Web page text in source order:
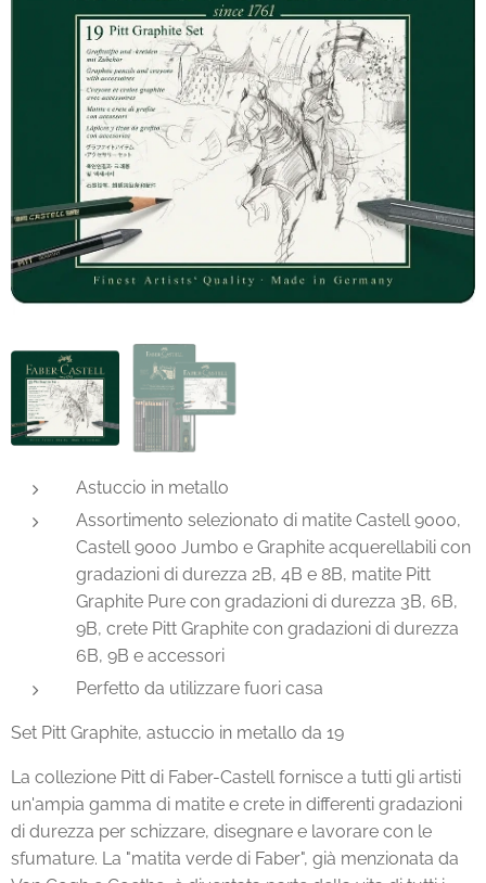
Astuccio in metallo
Assortimento selezionato di matite Castell 9000,
Castell 9000 Jumbo e Graphite acquerellabili con
gradazioni di durezza 2B, 4B e 8B, matite Pitt
Graphite Pure con gradazioni di durezza 3B, 6B,
9B, crete Pitt Graphite con gradazioni di durezza
6B, 9B e accessori
Perfetto da utilizzare fuori casa
Set Pitt Graphite, astuccio in metallo da 19
La collezione Pitt di Faber-Castell fornisce a tutti gli artisti
un'ampia gamma di matite e crete in differenti gradazioni
di durezza per schizzare, disegnare e lavorare con le
sfumature. La "matita verde di Faber", già menzionata da